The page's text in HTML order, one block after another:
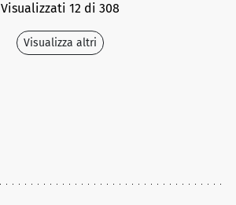
Visualizzati 12 di 308
Visualizza altri